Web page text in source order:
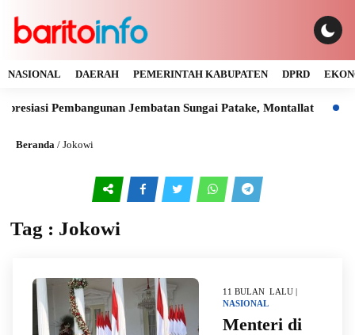
NASIONAL DAERAH PEMERINTAH KABUPATEN DPRD
Pembangunan Jembatan Sungai Patake, Montallat
Beranda / Jokowi
Tag : Jokowi
11 BULAN LALU |
NASIONAL
Menteri di